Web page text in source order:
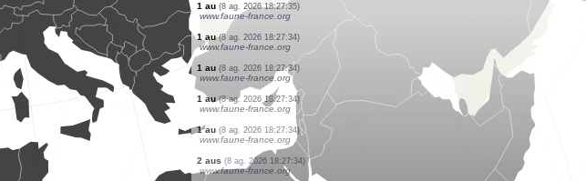
11 aus (8 ag. 2026 18:27:35)
www.faune-france.org
1 au (8 ag. 2026 18:27:35)
www.faune-france.org
1 au (8 ag. 2026 18:27:35)
www.faune-france.org
1 au (8 ag. 2026 18:27:35)
www.faune-france.org
1 au (8 ag. 2026 18:27:35)
www.faune-france.org
1 au (8 ag. 2026 18:27:35)
www.ornitho.de